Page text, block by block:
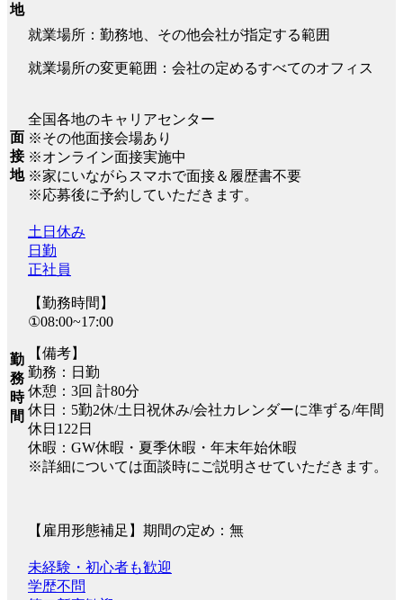
地
就業場所：勤務地、その他会社が指定する範囲
就業場所の変更範囲：会社の定めるすべてのオフィス
面
接
地
全国各地のキャリアセンター
※その他面接会場あり
※オンライン面接実施中
※家にいながらスマホで面接＆履歴書不要
※応募後に予約していただきます。
勤
務
時
間
土日休み
日勤
正社員
【勤務時間】
①08:00~17:00
【備考】
勤務：日勤
休憩：3回 計80分
休日：5勤2休/土日祝休み/会社カレンダーに準ずる/年間
休日122日
休暇：GW休暇・夏季休暇・年末年始休暇
※詳細については面談時にご説明させていただきます。
【雇用形態補足】期間の定め：無
未経験・初心者も歓迎
学歴不問